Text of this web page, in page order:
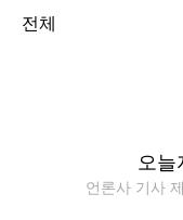
전체
오늘
언론사 기사